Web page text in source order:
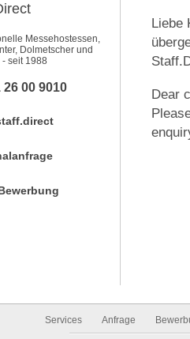
Messehostessen,
Dolmetscher und
seit 1988
26 00 9010
Liebe
Dear
Services Anfrage